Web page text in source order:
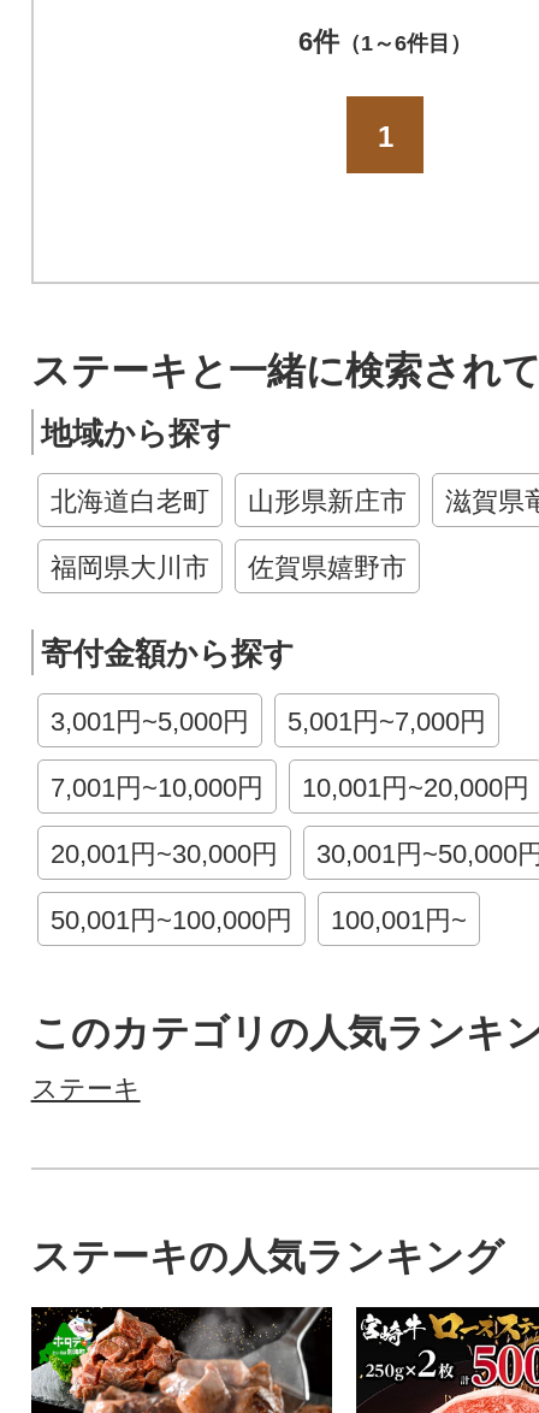
6件（1～6件目）
1
ステーキと一緒に検索され
地域から探す
北海道白老町 山形県新庄市 滋賀県
福岡県大川市 佐賀県嬉野市
寄付金額から探す
3,001円~5,000円 5,001円~7,000円
7,001円~10,000円 10,001円~20,000円
20,001円~30,000円 30,001円~50,000
50,001円~100,000円 100,001円~
このカテゴリの人気ランキ
ステーキ
ステーキの人気ランキング